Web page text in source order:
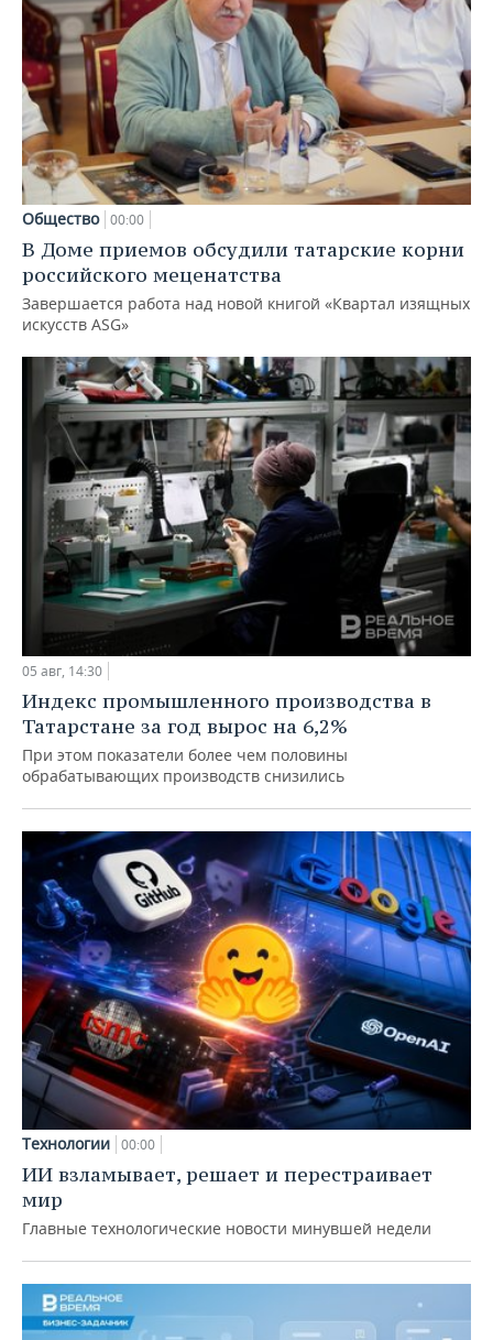
Общество 00:00
В Доме приемов обсудили татарские корни
российского меценатства
Завершается работа над новой книгой «Квартал изящных
искусств ASG»
05 авг, 14:30
Индекс промышленного производства в
Татарстане за год вырос на 6,2%
При этом показатели более чем половины
обрабатывающих производств снизились
Технологии 00:00
ИИ взламывает, решает и перестраивает
мир
Главные технологические новости минувшей недели